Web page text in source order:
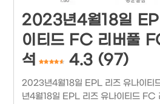
2023년4월18일
이티드 FC 리버풀
석
4.3 (97)
2023년4월18일 EPL 리즈 유나이
년4월18일 EPL 리즈 유나이티드 FC